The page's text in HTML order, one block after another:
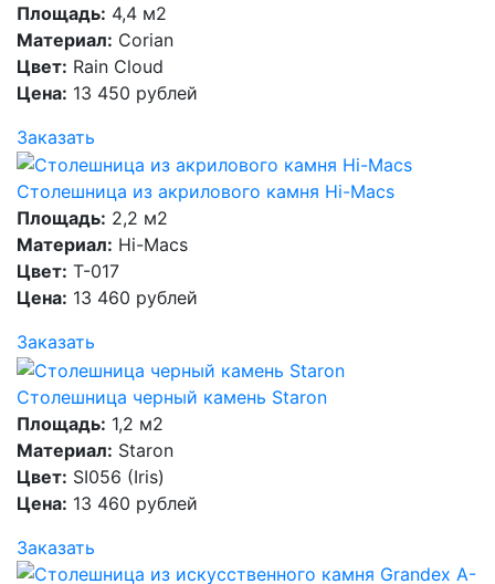
Площадь: 4,4 м2
Материал: Corian
Цвет: Rain Cloud
Цена: 13 450 рублей
Заказать
Столешница из акрилового камня Hi-Macs
Площадь: 2,2 м2
Материал: Hi-Macs
Цвет: T-017
Цена: 13 460 рублей
Заказать
Столешница черный камень Staron
Площадь: 1,2 м2
Материал: Staron
Цвет: SI056 (Iris)
Цена: 13 460 рублей
Заказать